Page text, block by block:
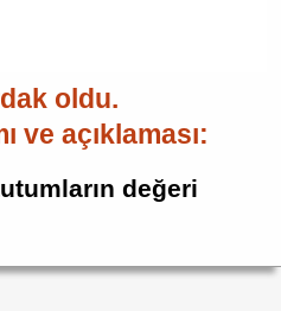
oldu.
ve açıklaması:
değeri